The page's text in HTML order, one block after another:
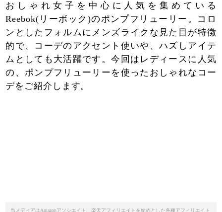
おしゃれ女子を中心に人気を集めている
Reebok(リーボック)のポンプフリューリー。コロ
ンとしたフォルムにメンズライクな見た目が特徴
的で、コーデのアクセント使いや、ハズしアイテ
ムとしても大活躍です。今回はレディースに人気
の、ポンプフリューリーを使ったおしゃれなコー
デをご紹介します。
当メディアはAmazonアソシエイト、楽天アフィリエイトを始めとした各種アフィリエイト